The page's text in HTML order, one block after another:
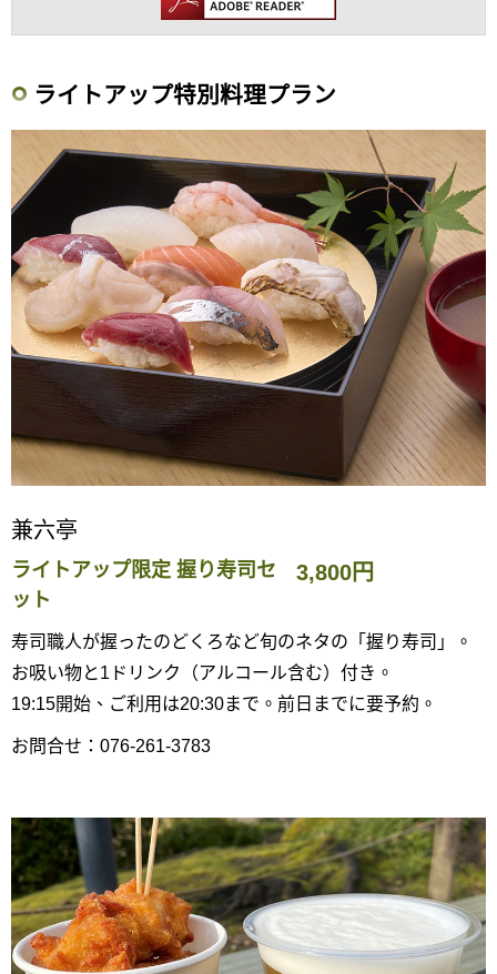
ライトアップ特別料理プラン
兼六亭
ライトアップ限定 握り寿司セ
ット
3,800円
寿司職人が握ったのどくろなど旬のネタの「握り寿司」。
お吸い物と1ドリンク（アルコール含む）付き。
19:15開始、ご利用は20:30まで。前日までに要予約。
お問合せ：076-261-3783